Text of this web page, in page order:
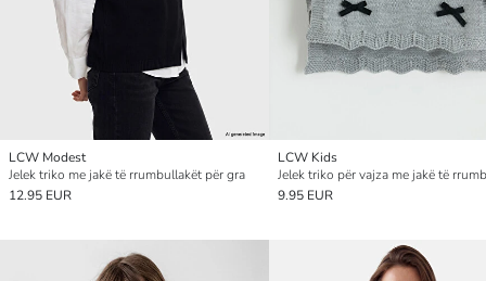
LCW Modest
Jelek triko me jakë të rrumbullakët për gra
12.95 EUR
LCW Kids
9.95 EUR